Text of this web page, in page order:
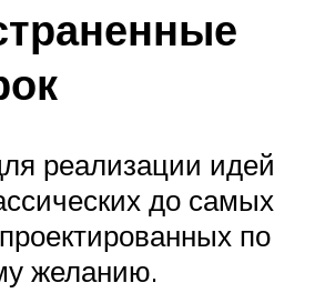
реализации идей
до самых
по
желанию.